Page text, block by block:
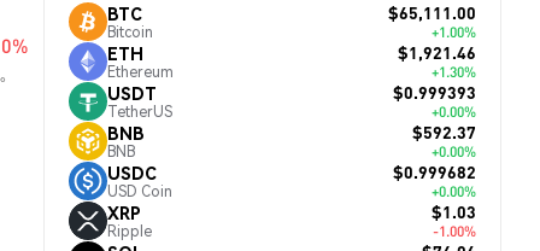
BTC
Bitcoin
$65,111.00
+1.00%
ETH
Ethereum
$1,921.46
+1.30%
USDT
TetherUS
$0.999393
+0.00%
BNB
BNB
$592.37
+0.00%
USDC
USD Coin
$0.999682
+0.00%
XRP
Ripple
$1.03
-1.00%